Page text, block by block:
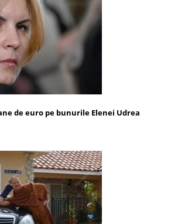
de euro pe bunurile Elenei Udrea